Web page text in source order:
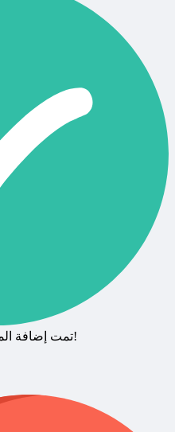
تمت إضافة المشاركة بنجاح إلى المخطط الزمني!